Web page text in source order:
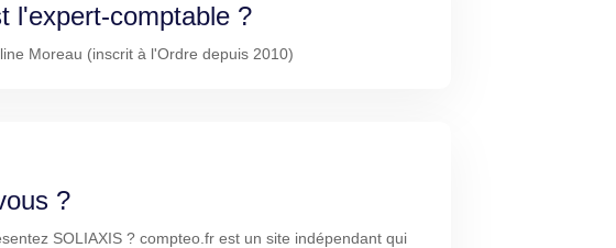
l'expert-comptable ?
Moreau (inscrit à l'Ordre depuis 2010)
?
SOLIAXIS ? compteo.fr est un site indépendant qui